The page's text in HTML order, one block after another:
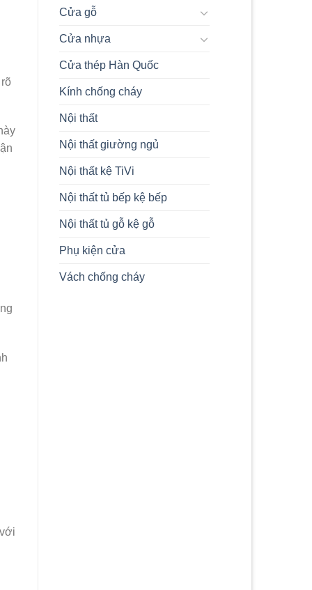
Tấm
Cửa gỗ
Cửa nhựa
Cửa thép Hàn Quốc
Kính chống cháy
Nội thất
Nội thất giường ngủ
Nội thất kệ TiVi
Nội thất tủ bếp kệ bếp
Nội thất tủ gỗ kệ gỗ
Phụ kiện cửa
Vách chống cháy